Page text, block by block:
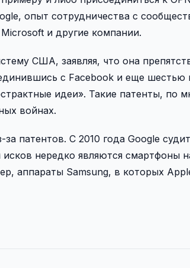
опыт сотрудничества с
и другие компании.
США, заявляя, что она
с Facebook и еще
идеи». Такие патенты, по
войнах.
патентов. С 2010 года Google
нередко являются смартфоны
аппараты Samsung, в которых